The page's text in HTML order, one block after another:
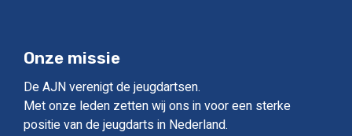
Onze missie
De AJN verenigt de jeugdartsen.
Met onze leden zetten wij ons in voor een sterke
positie van de jeugdarts in Nederland.